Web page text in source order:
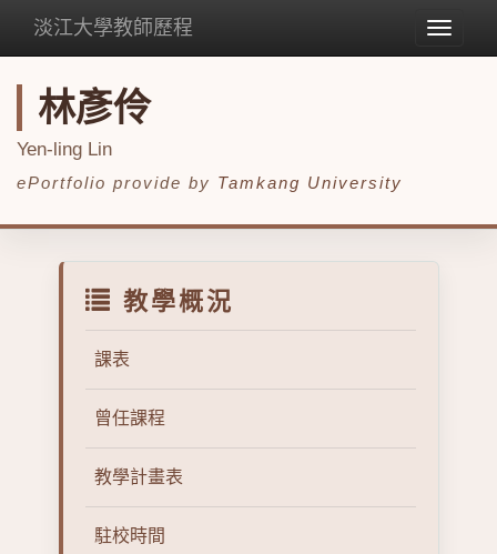
Toggle
淡江大學教師歷程
林彥伶
Yen-ling Lin
ePortfolio provide by Tamkang University
教學概況
課表
曾任課程
教學計畫表
駐校時間